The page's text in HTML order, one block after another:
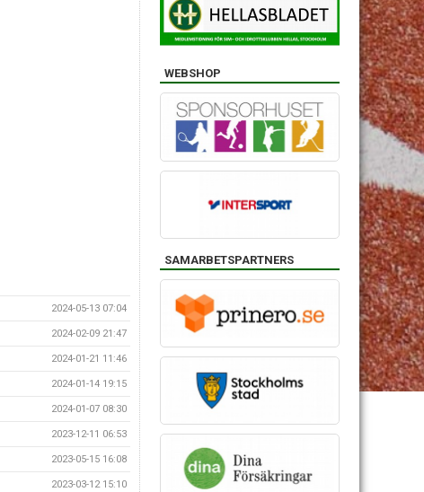
2024-05-13 07:04
2024-02-09 21:47
2024-01-21 11:46
2024-01-14 19:15
2024-01-07 08:30
2023-12-11 06:53
2023-05-15 16:08
2023-03-12 15:10
WEBSHOP
SAMARBETSPARTNERS